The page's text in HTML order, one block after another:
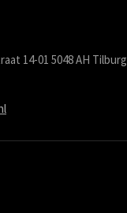
14-01 5048 AH Tilburg